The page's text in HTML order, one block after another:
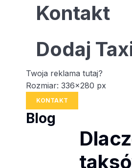
Kontakt
Dodaj
Twoja reklama tutaj?
Rozmiar: 336x280 px
KONTAKT
Blog